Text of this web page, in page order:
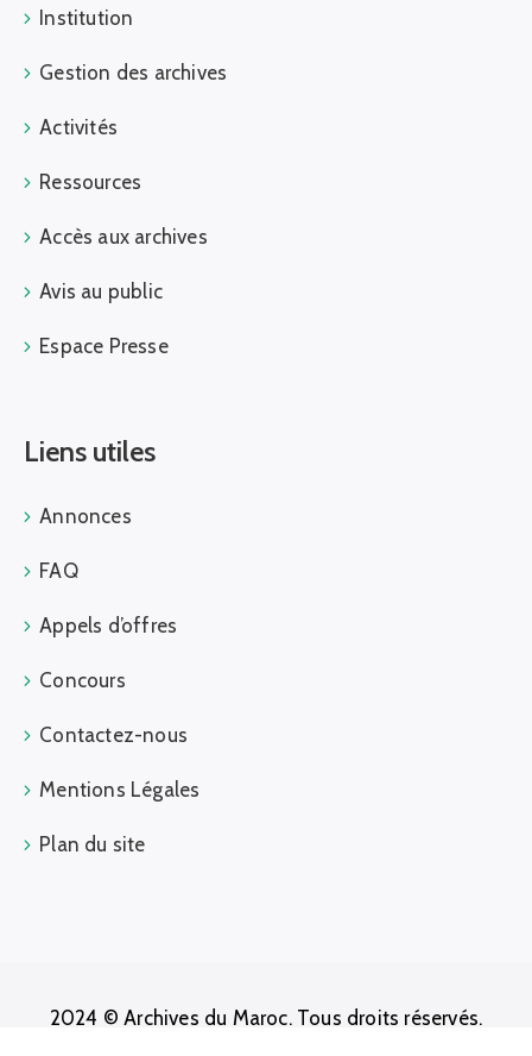
Institution
Gestion des archives
Activités
Ressources
Accès aux archives
Avis au public
Espace Presse
Liens utiles
Annonces
FAQ
Appels d’offres
Concours
Contactez-nous
Mentions Légales
Plan du site
2024 © Archives du Maroc. Tous droits réservés.